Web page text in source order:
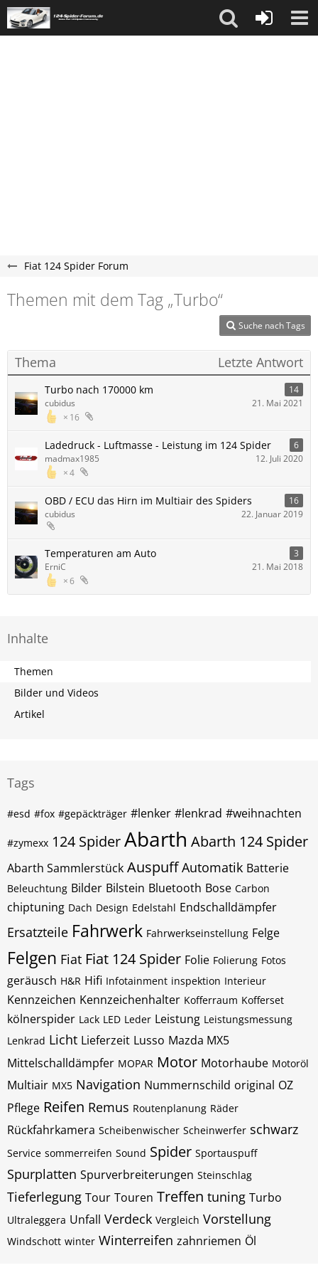
Fiat 124 Spider Forum
Themen mit dem Tag „Turbo“
Suche nach Tags
Thema Letzte Antwort
Turbo nach 170000 km 14
16
cubidus 21. Mai 2021
Ladedruck - Luftmasse - Leistung im 124 Spider 6
4
madmax1985 12. Juli 2020
OBD / ECU das Hirn im Multiair des Spiders
16
cubidus
22. Januar 2019
Temperaturen am Auto 3
6
ErniC 21. Mai 2018
Inhalte
Themen
Bilder und Videos
Artikel
Tags
#esd #fox #gepäckträger #lenker #lenkrad #weihnachten
#zymexx 124 SpiderAbarth Abarth 124 Spider
Abarth Sammlerstück Auspuff Automatik Batterie
Beleuchtung Bilder Bilstein Bluetooth Bose Carbon
chiptuning Dach Design Edelstahl Endschalldämpfer
Ersatzteile Fahrwerk Fahrwerkseinstellung Felge
Felgen Fiat Fiat 124 Spider Folie Folierung Fotos
geräusch H&R Hifi Infotainment inspektion Interieur
Kennzeichen Kennzeichenhalter Kofferraum Kofferset
kölnerspider Lack LED Leder Leistung Leistungsmessung
Lenkrad Licht Lieferzeit Lusso Mazda MX5
Mittelschalldämpfer MOPAR Motor Motorhaube Motoröl
Multiair MX5 Navigation Nummernschild original OZ
Pflege Reifen Remus Routenplanung Räder
Rückfahrkamera Scheibenwischer Scheinwerfer schwarz
Service sommerreifen Sound Spider Sportauspuff
Spurplatten Spurverbreiterungen Steinschlag
Tieferlegung Tour Touren Treffen tuning Turbo
Ultraleggera Unfall Verdeck Vergleich Vorstellung
Windschott winter Winterreifen zahnriemen Öl